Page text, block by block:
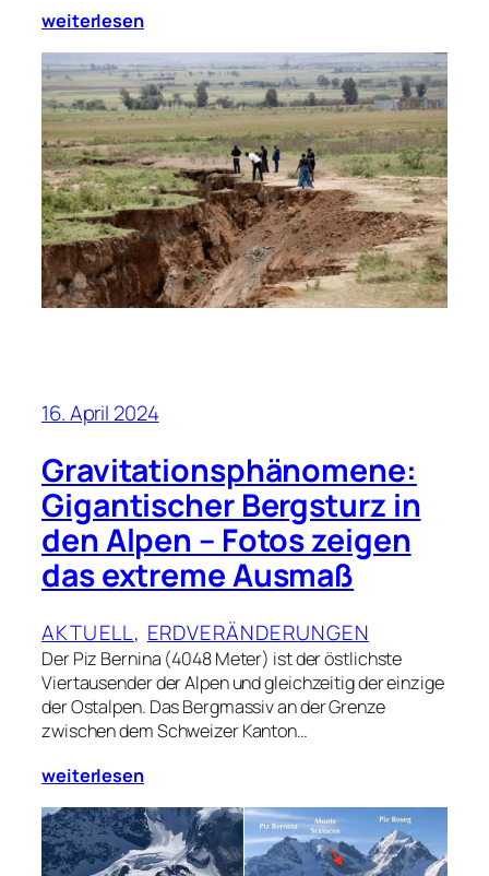
weiterlesen
16. April 2024
Gravitationsphänomene:
Gigantischer Bergsturz in
den Alpen – Fotos zeigen
das extreme Ausmaß
AKTUELL, ERDVERÄNDERUNGEN
Der Piz Bernina (4048 Meter) ist der östlichste
Viertausender der Alpen und gleichzeitig der einzige
der Ostalpen. Das Bergmassiv an der Grenze
zwischen dem Schweizer Kanton…
weiterlesen